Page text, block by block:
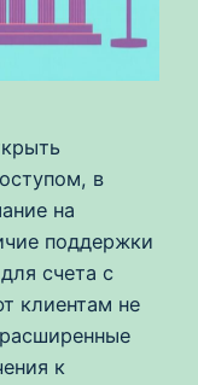
в
на
поддержки
счета с
клиентам не
к